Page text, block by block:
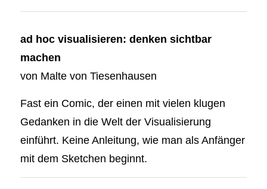
ad hoc visualisieren: denken sichtbar
machen
von Malte von Tiesenhausen
Fast ein Comic, der einen mit vielen klugen
Gedanken in die Welt der Visualisierung
einführt. Keine Anleitung, wie man als Anfänger
mit dem Sketchen beginnt.